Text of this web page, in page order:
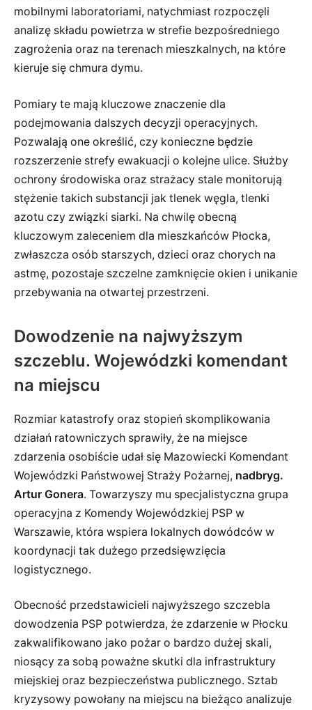
mobilnymi laboratoriami, natychmiast rozpoczęli
analizę składu powietrza w strefie bezpośredniego
zagrożenia oraz na terenach mieszkalnych, na które
kieruje się chmura dymu.
Pomiary te mają kluczowe znaczenie dla
podejmowania dalszych decyzji operacyjnych.
Pozwalają one określić, czy konieczne będzie
rozszerzenie strefy ewakuacji o kolejne ulice. Służby
ochrony środowiska oraz strażacy stale monitorują
stężenie takich substancji jak tlenek węgla, tlenki
azotu czy związki siarki. Na chwilę obecną
kluczowym zaleceniem dla mieszkańców Płocka,
zwłaszcza osób starszych, dzieci oraz chorych na
astmę, pozostaje szczelne zamknięcie okien i unikanie
przebywania na otwartej przestrzeni.
Dowodzenie na najwyższym
szczeblu. Wojewódzki komendant
na miejscu
Rozmiar katastrofy oraz stopień skomplikowania
działań ratowniczych sprawiły, że na miejsce
zdarzenia osobiście udał się Mazowiecki Komendant
Wojewódzki Państwowej Straży Pożarnej, nadbryg.
Artur Gonera. Towarzyszy mu specjalistyczna grupa
operacyjna z Komendy Wojewódzkiej PSP w
Warszawie, która wspiera lokalnych dowódców w
koordynacji tak dużego przedsięwzięcia
logistycznego.
Obecność przedstawicieli najwyższego szczebla
dowodzenia PSP potwierdza, że zdarzenie w Płocku
zakwalifikowano jako pożar o bardzo dużej skali,
niosący za sobą poważne skutki dla infrastruktury
miejskiej oraz bezpieczeństwa publicznego. Sztab
kryzysowy powołany na miejscu na bieżąco analizuje